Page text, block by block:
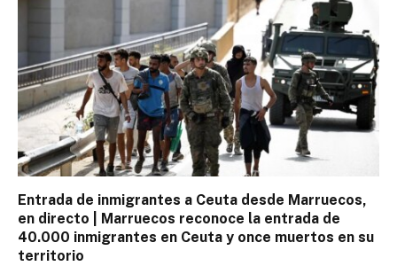
Entrada de inmigrantes a Ceuta desde Marruecos,
en directo | Marruecos reconoce la entrada de
40.000 inmigrantes en Ceuta y once muertos en su
territorio